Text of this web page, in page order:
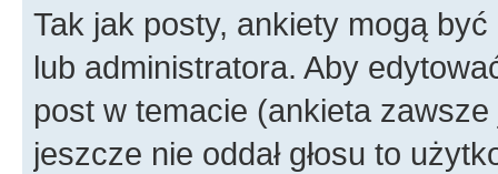
Tak jak posty, ankiety mogą
lub administratora. Aby
post w temacie (ankieta
jeszcze nie oddał głosu to